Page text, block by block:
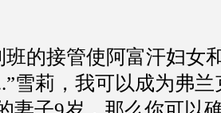
班的接管使阿富汗妇女
雪莉，我可以成为弗